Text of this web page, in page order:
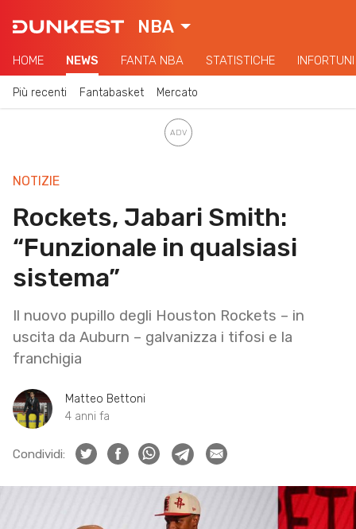
NBA
HOME NEWS FANTA NBA STATISTICHE INFORTUNI
Più recenti Fantabasket Mercato
NOTIZIE
Rockets, Jabari Smith:
“Funzionale in qualsiasi
sistema”
Il nuovo pupillo degli Houston Rockets – in
uscita da Auburn – galvanizza i tifosi e la
franchigia
Matteo Bettoni
4 anni fa
Condividi: